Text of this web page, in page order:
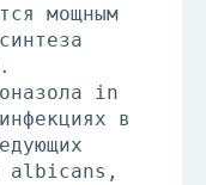
мощным
in
в
albicans,